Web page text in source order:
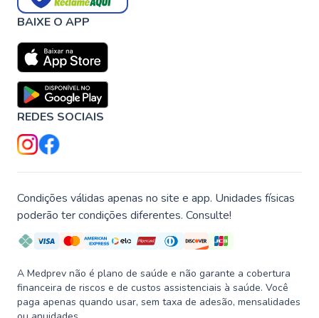
BAIXE O APP
REDES SOCIAIS
Condições válidas apenas no site e app. Unidades físicas
poderão ter condições diferentes. Consulte!
A Medprev não é plano de saúde e não garante a cobertura
financeira de riscos e de custos assistenciais à saúde. Você
paga apenas quando usar, sem taxa de adesão, mensalidades